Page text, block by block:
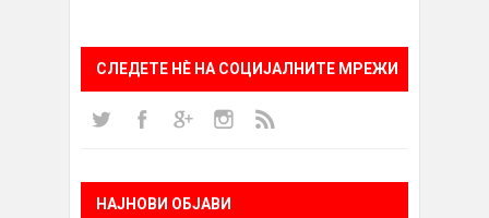
СЛЕДЕТЕ НÈ НА СОЦИЈАЛНИТЕ МРЕЖИ
НАЈНОВИ ОБЈАВИ